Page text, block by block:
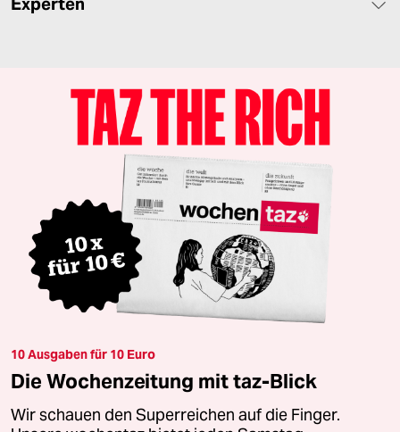
10 Ausgaben für 10 Euro
Die Wochenzeitung mit taz-Blick
Wir schauen den Superreichen auf die Finger.